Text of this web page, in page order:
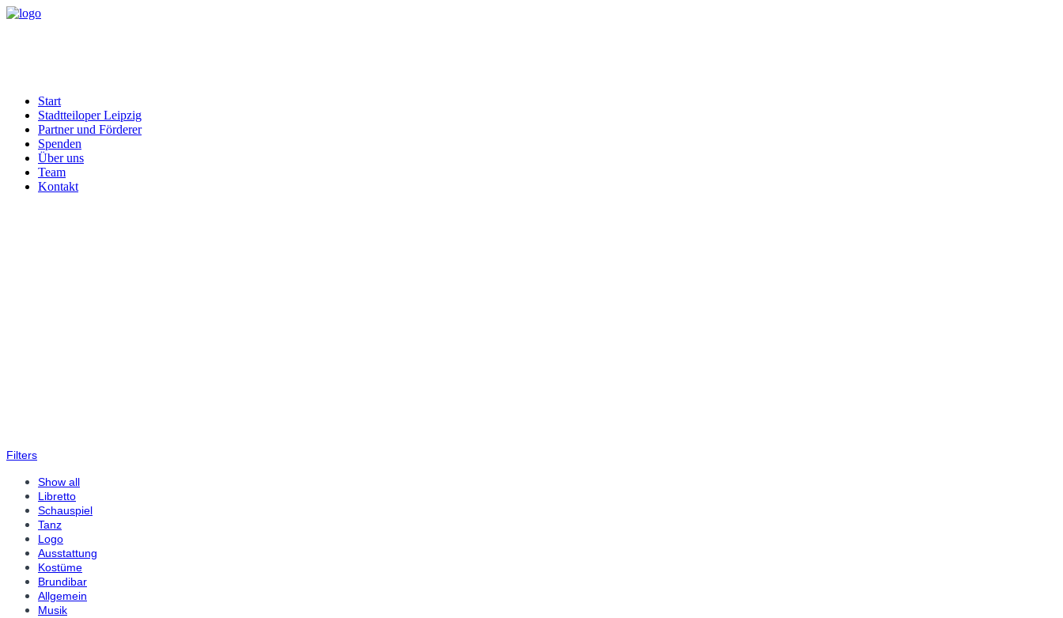
Start
Stadtteiloper Leipzig
Partner und Förderer
Spenden
Über uns
Team
Kontakt
Filters
Show all
Libretto
Schauspiel
Tanz
Logo
Ausstattung
Kostüme
Brundibar
Allgemein
Musik